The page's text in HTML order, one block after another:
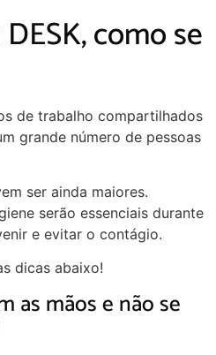
como se
de trabalho compartilhados
grande número de pessoas
ser ainda maiores.
serão essenciais durante
e evitar o contágio.
dicas abaixo!
as mãos e não se